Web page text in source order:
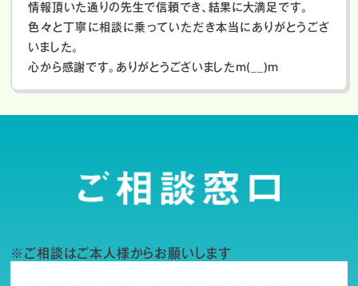
情報頂いた通りの先生で信頼でき、結果に大満足です。
色々と丁寧に相談に乗っていただき本当にありがとうござ
いました。
心から感謝です。ありがとうございましたm(__)m
※ご相談はご本人様からお願いします